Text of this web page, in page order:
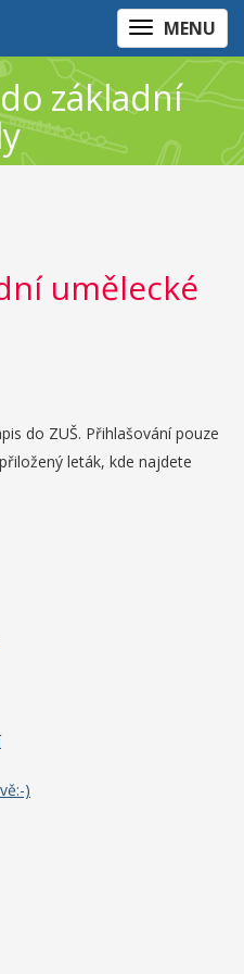
MENU
základní
umělecké
do ZUŠ. Přihlašování pouze
leták, kde najdete
)